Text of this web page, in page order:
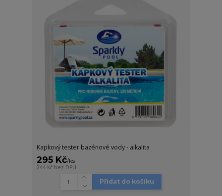
Kapkový tester bazénové vody - alkalita
295 Kč/ks
244 Kč bez DPH
Přidat do košíku